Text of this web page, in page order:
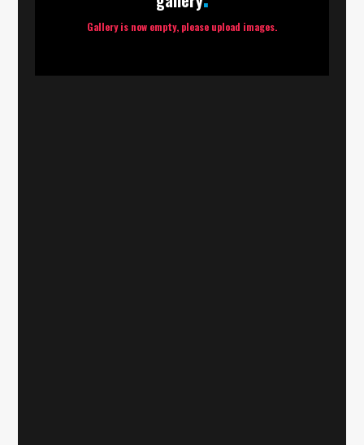
Gallery is now empty, please upload images.